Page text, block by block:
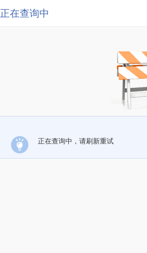
正在查询中
正在查询中，请刷新重试